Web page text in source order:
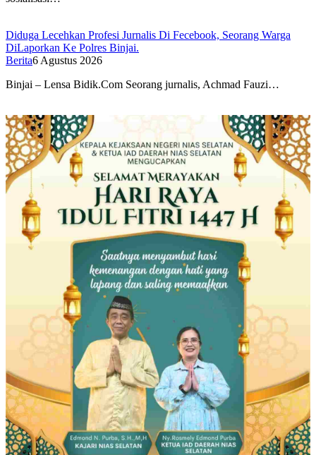
Diduga Lecehkan Profesi Jurnalis Di Fecebook, Seorang Warga
DiLaporkan Ke Polres Binjai.
Berita6 Agustus 2026
Binjai – Lensa Bidik.Com Seorang jurnalis, Achmad Fauzi…